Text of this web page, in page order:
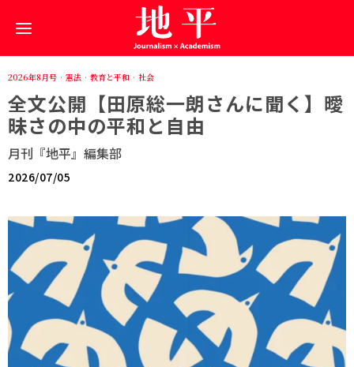
2026年8月号 · 憲法 · 教育と平和 · 社会
全文公開【田原総一朗さんに聞く】曖
昧さの中の平和と自由
月刊『地平』編集部
2026/07/05